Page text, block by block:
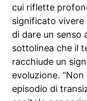
cui riflette
significato vivere
di dare un senso
sottolinea che il
racchiude un
evoluzione.
episodio di